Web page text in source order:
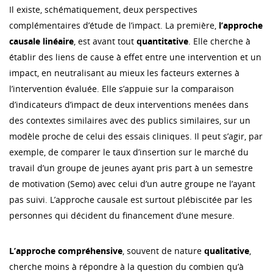
Il existe, schématiquement, deux perspectives
complémentaires d’étude de l’impact. La première, l’approche
causale linéaire, est avant tout quantitative. Elle cherche à
établir des liens de cause à effet entre une intervention et un
impact, en neutralisant au mieux les facteurs externes à
l’intervention évaluée. Elle s’appuie sur la comparaison
d’indicateurs d’impact de deux interventions menées dans
des contextes similaires avec des publics similaires, sur un
modèle proche de celui des essais cliniques. Il peut s’agir, par
exemple, de comparer le taux d’insertion sur le marché du
travail d’un groupe de jeunes ayant pris part à un semestre
de motivation (Semo) avec celui d’un autre groupe ne l’ayant
pas suivi. L’approche causale est surtout plébiscitée par les
personnes qui décident du financement d’une mesure.
L’approche compréhensive, souvent de nature qualitative,
cherche moins à répondre à la question du combien qu’à